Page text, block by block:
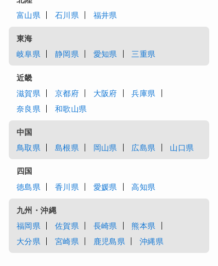
富山県
石川県 福井県
東海
岐阜県
静岡県 愛知県 三重県
近畿
滋賀県
京都府 大阪府
兵庫県
奈良県
和歌山県
中国
鳥取県
島根県 岡山県 広島県 山口県
四国
徳島県
香川県 愛媛県 高知県
九州・沖縄
福岡県
佐賀県 長崎県
熊本県
大分県
宮崎県 鹿児島県 沖縄県